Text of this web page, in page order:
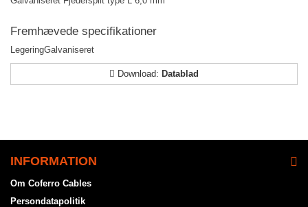
Fremhævede specifikationer
LegeringGalvaniseret
Download: Datablad
INFORMATION
Om Coferro Cables
Persondatapolitik